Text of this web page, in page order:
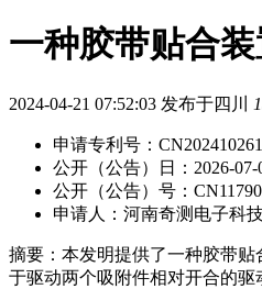
一种胶带贴合装
2024-04-21 07:52:03 发布于四川
申请专利号：
公开（公告）日：2026-07-
公开（公告）号：
申请人：河南奇测电子科
摘要：本发明提供了一种胶带
于驱动两个吸附件相对开合的